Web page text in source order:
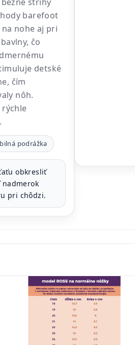
barefoot
nohe aj pri
čo
detské
čím
nôh.
rýchle
podrážka
obkresliť
pri chôdzi.